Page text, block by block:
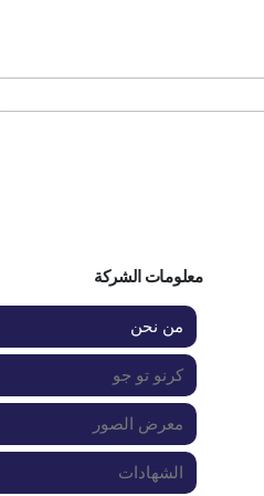
معلومات الشركة
من نحن
كرنو تو جو
معرض الصور
الشهادات